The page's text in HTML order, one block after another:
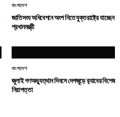
বাংলাদেশ
জাতিসংঘ অধিবেশনে অংশ নিতে যুক্তরাষ্ট্রে যাচ্ছেন
প্রধানমন্ত্রী
বাংলাদেশ
জুলাই গণঅভ্যুত্থান দিবসে দেশজুড়ে র‌্যাবের বিশেষ
নিরাপত্তা